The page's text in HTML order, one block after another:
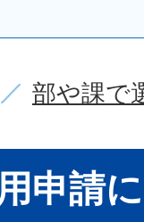
部や課で
申請